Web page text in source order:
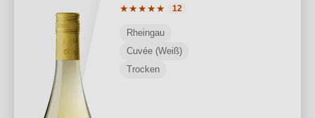
★★★★★
Durchschnittliche Bewertung von 5
12
Rheingau
Cuvée (Weiß)
Trocken